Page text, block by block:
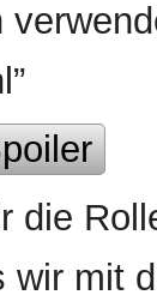
die
wir mit